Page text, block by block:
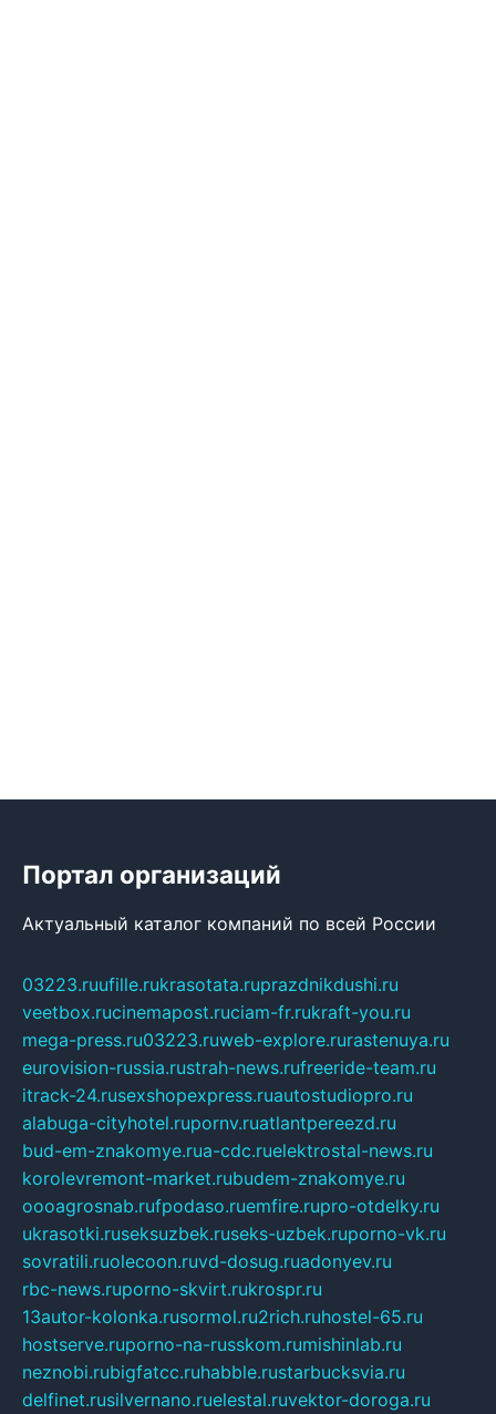
Портал организаций
Актуальный каталог компаний по всей России
03223.ruufille.rukrasotata.ruprazdnikdushi.ru
veetbox.rucinemapost.ruciam-fr.rukraft-you.ru
mega-press.ru03223.ruweb-explore.rurastenuya.ru
eurovision-russia.rustrah-news.rufreeride-team.ru
itrack-24.rusexshopexpress.ruautostudiopro.ru
alabuga-cityhotel.rupornv.ruatlantpereezd.ru
bud-em-znakomye.rua-cdc.ruelektrostal-news.ru
korolevremont-market.rubudem-znakomye.ru
oooagrosnab.rufpodaso.ruemfire.rupro-otdelky.ru
ukrasotki.ruseksuzbek.ruseks-uzbek.ruporno-vk.ru
sovratili.ruolecoon.ruvd-dosug.ruadonyev.ru
rbc-news.ruporno-skvirt.rukrospr.ru
13autor-kolonka.rusormol.ru2rich.ruhostel-65.ru
hostserve.ruporno-na-russkom.rumishinlab.ru
neznobi.rubigfatcc.ruhabble.rustarbucksvia.ru
delfinet.rusilvernano.ruelestal.ruvektor-doroga.ru